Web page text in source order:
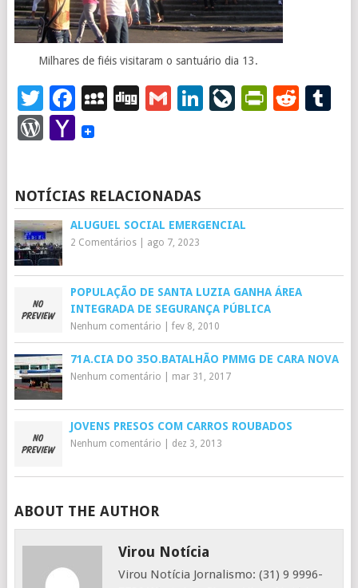
Milhares de fiéis visitaram o santuário dia 13.
Twitter
Facebook
MySpace
DiggGmailLinkedIn
WordPress
Yahoo
NOTÍCIAS RELACIONADAS
ALUGUEL SOCIAL EMERGENCIAL
2 Comentários| ago 7, 2023
POPULAÇÃO DE SANTA LUZIA GANHA ÁREA
INTEGRADA DE SEGURANÇA PÚBLICA
Nenhum comentário fev 8, 2010
71A.CIA DO 35O.BATALHÃO PMMG DE CARA NOVA
Nenhum comentário mar 31, 2017
JOVENS PRESOS COM CARROS ROUBADOS
Nenhum comentário dez 3, 2013
ABOUT THE AUTHOR
Virou Notícia
Virou Notícia Jornalismo: (31) 9 9996-